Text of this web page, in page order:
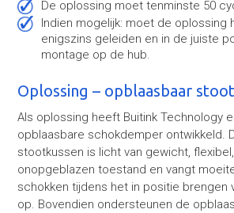
De oplossing moet tenminste 50
Indien mogelijk: moet de oplossing het rotorblad ook
enigszins geleiden en in de juiste
montage op de hub.
Oplossing – opblaasbaar
Als oplossing heeft Buitink Technology
opblaasbare schokdemper ontwikkeld.
stootkussen is licht van gewicht,
onopgeblazen toestand en vangt
schokken tijdens het in positie brengen
op. Bovendien ondersteunen de